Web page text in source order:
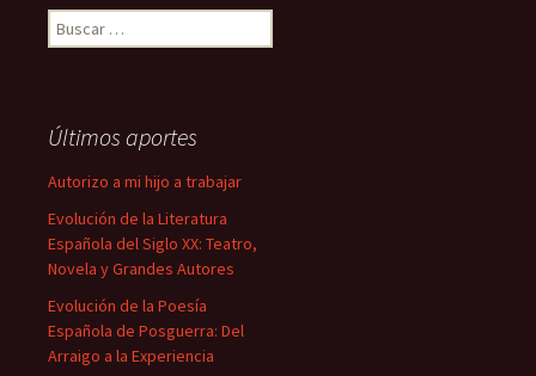
Buscar:
Últimos aportes
Autorizo a mi hijo a trabajar
Evolución de la Literatura
Española del Siglo XX: Teatro,
Novela y Grandes Autores
Evolución de la Poesía
Española de Posguerra: Del
Arraigo a la Experiencia